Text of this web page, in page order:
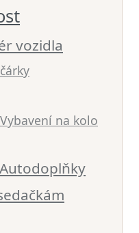
vozidla
Vybavení na kolo
Autodoplňky